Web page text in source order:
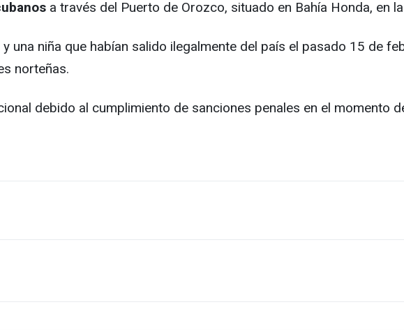
a través del Puerto de Orozco, situado en Bahía Honda, en
niña que habían salido ilegalmente del país el pasado 15 de
norteñas.
debido al cumplimiento de sanciones penales en el momento